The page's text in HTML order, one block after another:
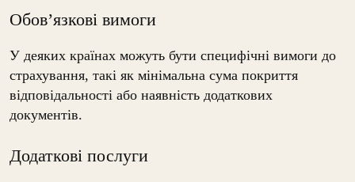
Обов’язкові вимоги
У деяких країнах можуть бути специфічні вимоги до
страхування, такі як мінімальна сума покриття
відповідальності або наявність додаткових
документів.
Додаткові послуги